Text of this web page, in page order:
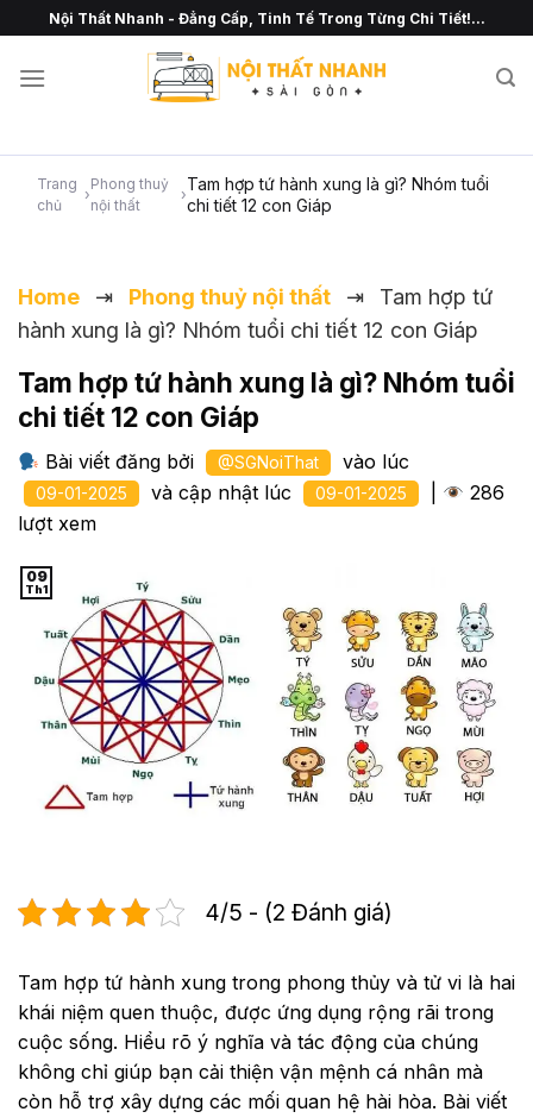
Chuyển
đến
nội
Nội Thất Nhanh - Đẳng Cấp, Tinh Tế Trong Từng Chi Tiết!...
Trang
chủ
›
Phong thuỷ
nội thất
›
Tam hợp tứ hành xung là gì? Nhóm tuổi
chi tiết 12 con Giáp
Home ⇥ Phong thuỷ nội thất ⇥
Tam hợp tứ
hành xung là gì? Nhóm tuổi chi tiết 12 con Giáp
Tam hợp tứ hành xung là gì? Nhóm tuổi
chi tiết 12 con Giáp
Bài viết đăng bởi @SGNoiThat vào lúc
09-01-2025 và cập nhật lúc 09-01-2025
286
lượt xem
09
Th1
4/5 - (2 Đánh giá)
Tam hợp tứ hành xung trong phong thủy và tử vi là hai
khái niệm quen thuộc, được ứng dụng rộng rãi trong
cuộc sống. Hiểu rõ ý nghĩa và tác động của chúng
không chỉ giúp bạn cải thiện vận mệnh cá nhân mà
còn hỗ trợ xây dựng các mối quan hệ hài hòa. Bài viết